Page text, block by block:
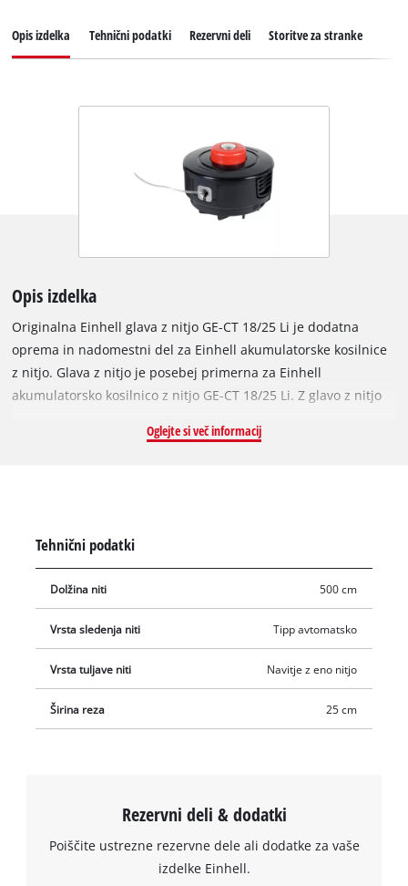
Opis izdelka Tehnični podatki Rezervni deli Storitve za stranke
Opis izdelka
Originalna Einhell glava z nitjo GE-CT 18/25 Li je dodatna
oprema in nadomestni del za Einhell akumulatorske kosilnice
z nitjo. Glava z nitjo je posebej primerna za Einhell
akumulatorsko kosilnico z nitjo GE-CT 18/25 Li. Z glavo z nitjo
iz nožnega načina delovanja na uporabo s kosilno nitjo.
reza 25 cm, da se tudi visoka trava, plevel in travne površine
metrov.
Oglejte si več informacij
Tehnični podatki
Dolžina niti 500 cm
Vrsta sledenja niti Tipp avtomatsko
Vrsta tuljave niti Navitje z eno nitjo
Širina reza 25 cm
Rezervni deli & dodatki
Poiščite ustrezne rezervne dele ali dodatke za vaše
izdelke Einhell.